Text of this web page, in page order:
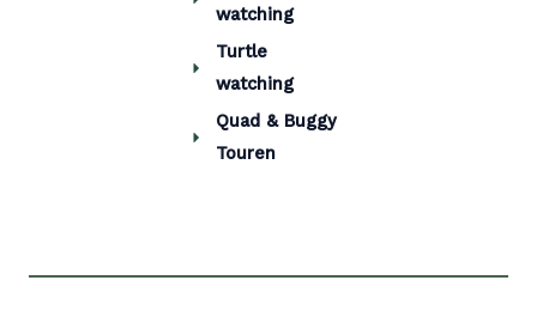
watching
Turtle
watching
Quad & Buggy
Touren